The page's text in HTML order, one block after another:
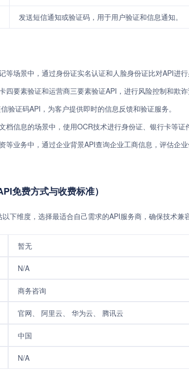
发送短信通知或验证码，用于用户验证和信息通知。
等场景中，通过身份证实名认证和人脸身份证比对API进行
四要素验证和运营商三要素验证API，进行风险控制和欺诈
验证码API，为客户提供即时的信息反馈和验证服务。
档信息的场景中，使用OCR技术进行身份证、银行卡等证
等业务中，通过企业背景API查询企业工商信息，评估企业
免费方式与收费标准）
下维度，选择最适合自己需求的API服务商，确保技术兼
暂无
N/A
商务咨询
官网、 阿里云、 华为云、 腾讯云
中国
N/A